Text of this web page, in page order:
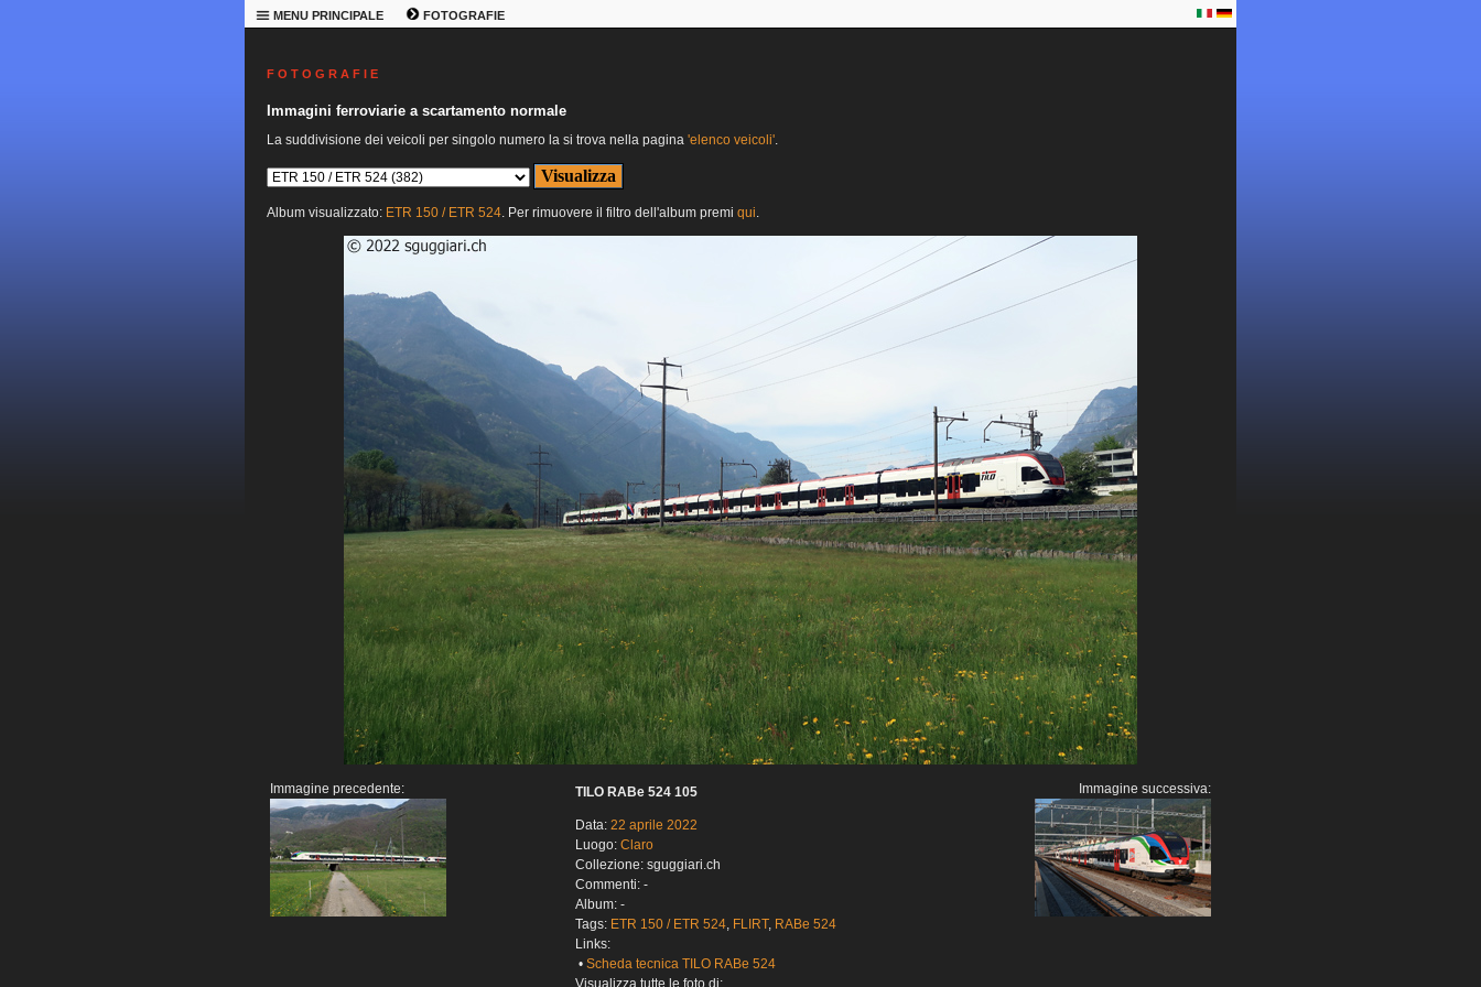
MENU PRINCIPALE FOTOGRAFIE
F O T O G R A F I E
Immagini ferroviarie a scartamento normale
La suddivisione dei veicoli per singolo numero la si trova nella pagina 'elenco veicoli'.
Album visualizzato: ETR 150 / ETR 524. Per rimuovere il filtro dell'album premi qui.
Immagine precedente: TILO RABe 524 105
Data: 22 aprile 2022
Luogo: Claro
Collezione: sguggiari.ch
Commenti: -
Album: -
Tags: ETR 150 / ETR 524, FLIRT, RABe 524
Links:
• Scheda tecnica TILO RABe 524
Immagine successiva: